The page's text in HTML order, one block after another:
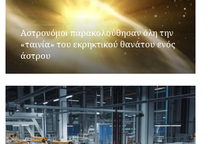
Αστρονόμοι παρακολούθησαν όλη την
«ταινία» του εκρηκτικού θανάτου ενός
άστρου